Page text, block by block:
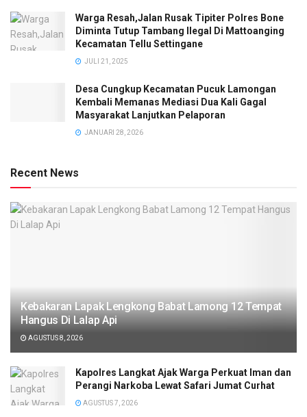
Warga Resah,Jalan Rusak Tipiter Polres Bone
Diminta Tutup Tambang Ilegal Di Mattoanging
Kecamatan Tellu Settingane
JULI 21, 2025
Desa Cungkup Kecamatan Pucuk Lamongan
Kembali Memanas Mediasi Dua Kali Gagal
Masyarakat Lanjutkan Pelaporan
JANUARI 28, 2026
Recent News
Kebakaran Lapak Lengkong Babat Lamong 12 Tempat
Hangus Di Lalap Api
AGUSTUS 8, 2026
Kapolres Langkat Ajak Warga Perkuat Iman dan
Perangi Narkoba Lewat Safari Jumat Curhat
AGUSTUS 7, 2026